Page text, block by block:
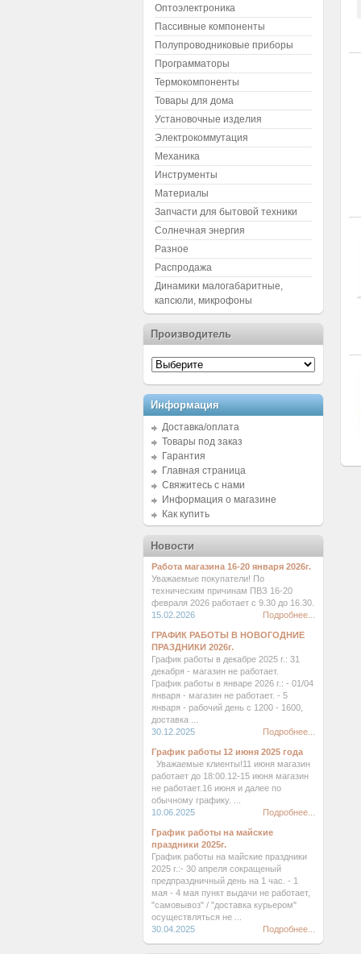
Оптоэлектроника
Пассивные компоненты
Полупроводниковые приборы
Программаторы
Термокомпоненты
Товары для дома
Установочные изделия
Электрокоммутация
Механика
Инструменты
Материалы
Запчасти для бытовой техники
Солнечная энергия
Разное
Распродажа
Динамики малогабаритные,
капсюли, микрофоны
Производитель
Информация
Доставка/оплата
Товары под заказ
Гарантия
Главная страница
Свяжитесь с нами
Информация о магазине
Как купить
Новости
Работа магазина 16-20 января 2026г.
Уважаемые покупатели! По
техническим причинам ПВЗ 16-20
февраля 2026 работает с 9.30 до 16.30.
15.02.2026
Подробнее...
ГРАФИК РАБОТЫ В НОВОГОДНИЕ
ПРАЗДНИКИ 2026г.
График работы в декабре 2025 г.: 31
декабря - магазин не работает.
График работы в январе 2026 г.: - 01/04
января - магазин не работает. - 5
января - рабочий день с 1200 - 1600,
доставка ...
30.12.2025
Подробнее...
График работы 12 июня 2025 года
Уважаемые клиенты!11 июня магазин
работает до 18:00.12-15 июня магазин
не работает.16 июня и далее по
обычному графику. ...
10.06.2025
Подробнее...
График работы на майские
праздники 2025г.
График работы на майские праздники
2025 г.:- 30 апреля сокращеный
предпраздничный день на 1 час. - 1
мая - 4 мая пункт выдачи не работает,
"самовывоз" / "доставка курьером"
осуществляться не ...
30.04.2025
Подробнее...